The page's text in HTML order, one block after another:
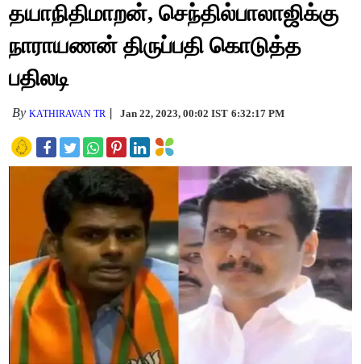
தயாநிதிமாறன், செந்தில்பாலாஜிக்கு
நாராயணன் திருப்பதி கொடுத்த
பதிலடி
ByKATHIRAVAN TR Jan 22, 2023, 00:02 IST 6:32:17 PM